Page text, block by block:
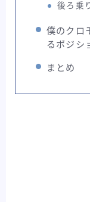
後ろ乗
僕のクロ
るポジシ
まとめ